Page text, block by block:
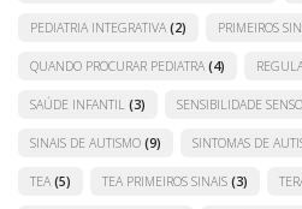
PEDIATRIA INTEGRATIVA (2) PRIMEIROS
QUANDO PROCURAR PEDIATRA (4)
SAÚDE INFANTIL (3) SENSIBILIDADE
SINAIS DE AUTISMO (9) SINTOMAS DE
TEA (5) TEA PRIMEIROS SINAIS (3)